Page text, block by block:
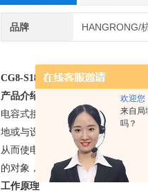
欢迎您
来自局
吗？
品牌 HANGRONG/
CG8-S18-3E1型电容式接近开关
产品介绍
电容式接近开关这种开关的测量
地或与设备的机壳相连接。当有
从而使电容量发生变化，使得和
的对象，不限于导体，可以绝缘的
工作原理